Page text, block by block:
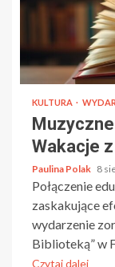
KULTURA
Wakacje
Paulina Polak 8
Połączenie
zaskakujące
wydarzenie
Biblioteką” w
Czytaj dalej